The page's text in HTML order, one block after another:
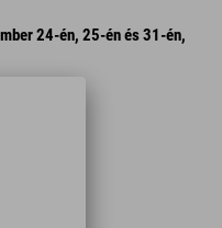
24-én, 25-én és 31-én,